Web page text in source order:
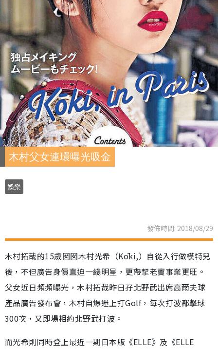
木村父女連環曝光吸金
娛樂
發佈時間: 2018/08/29
木村拓哉的15歲囡囡木村光希（Kōki,）自從入行做模特兒
後，不但廣告身價直迫一綫明星，更帶挈老竇事業更旺。
父女近日頻頻曝光，木村拓哉昨日孖北野武出席高爾夫球
產品廣告發布會，木村自爆迷上打Golf，每次打波都擊球
300次，又即場相約北野武打波。
而光希則同時登上最近一期日本版《ELLE》及《ELLE